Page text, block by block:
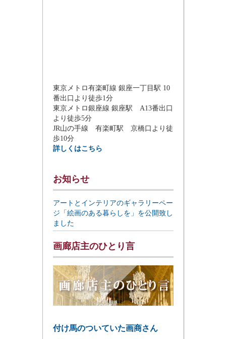
東京メトロ有楽町線 銀座一丁目駅 10
番出口より徒歩1分
東京メトロ銀座線 銀座駅 A13番出口
より徒歩5分
JR山の手線 有楽町駅 京橋口より徒
歩10分
詳しくはこちら
お知らせ
アートとインテリアのギャラリーペー
ジ「絵画のある暮らしを」を公開致し
ました
画廊店主のひとり言
付け馬のついていた画商さん